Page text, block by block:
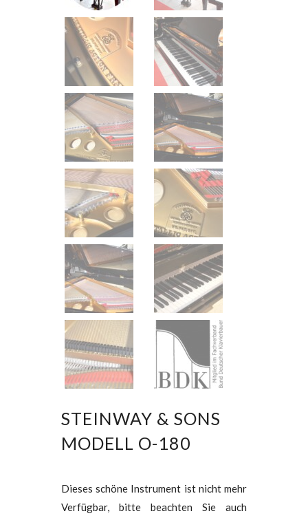
STEINWAY & SONS
MODELL O-180
Dieses schöne Instrument ist nicht mehr
Verfügbar, bitte beachten Sie auch